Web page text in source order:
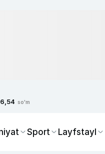
so'm
Sport Layfstayl